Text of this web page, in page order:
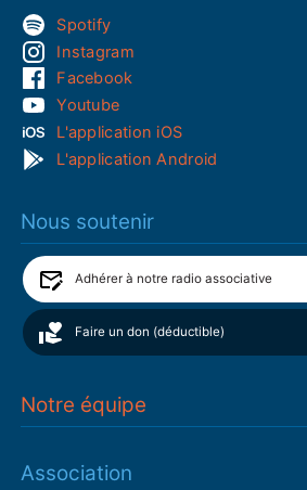
Spotify
Instagram
Facebook
Youtube
L'application iOS
L'application Android
Nous soutenir
Adhérer à notre radio associative
Faire un don (déductible)
Notre équipe
Association